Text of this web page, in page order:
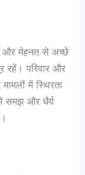
और मेहनत से अच्छे
रहें। परिवार और
में स्थिरता
समझ और धैर्य